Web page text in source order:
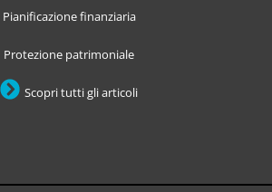
Pianificazione finanziaria
Protezione patrimoniale
Scopri tutti gli articoli